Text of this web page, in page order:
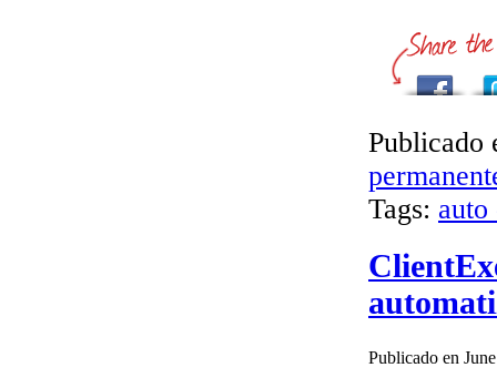
Publicado
Tags: auto
Publicado en